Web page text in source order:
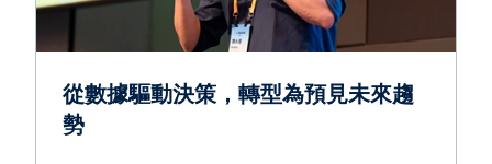
從數據驅動決策，轉型為預見未來趨
勢